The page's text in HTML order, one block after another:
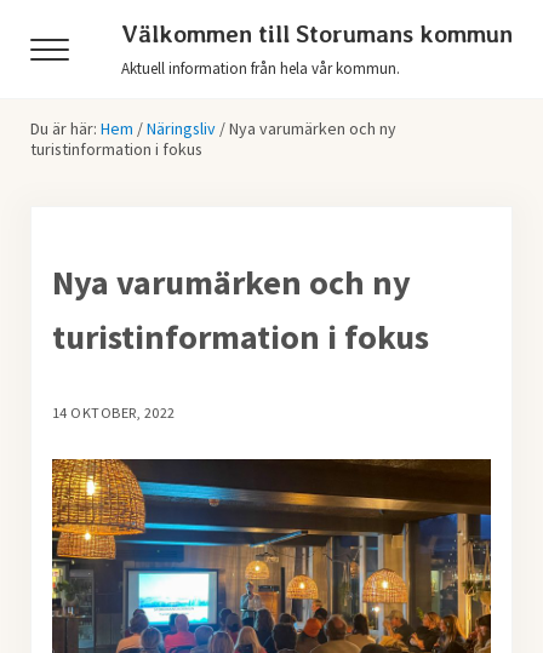
Menu
Välkommen till Storumans kommun
Aktuell information från hela vår kommun.
Du är här: Hem /Näringsliv /Nya varumärken och ny
turistinformation i fokus
Nya varumärken och ny
turistinformation i fokus
14 OKTOBER, 2022